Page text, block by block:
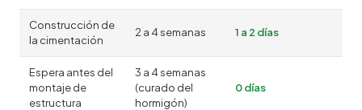
Construcción de
la cimentación
2 a 4 semanas 1 a 2 días
Espera antes del
montaje de
estructura
3 a 4 semanas
(curado del
hormigón)
0 días